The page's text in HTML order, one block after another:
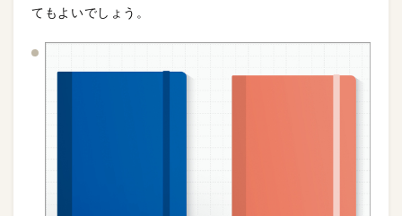
てもよいでしょう。